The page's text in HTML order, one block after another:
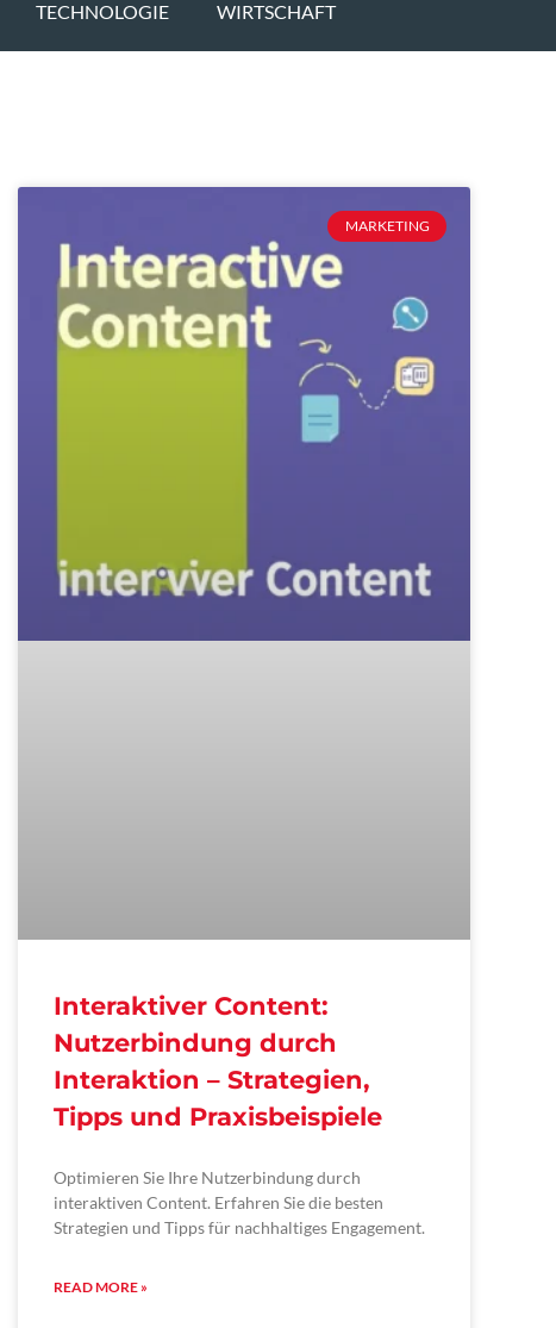
TECHNOLOGIE WIRTSCHAFT
MARKETING
Interaktiver Content:
Nutzerbindung durch
Interaktion – Strategien,
Tipps und Praxisbeispiele
Optimieren Sie Ihre Nutzerbindung durch
interaktiven Content. Erfahren Sie die besten
Strategien und Tipps für nachhaltiges Engagement.
READ MORE »